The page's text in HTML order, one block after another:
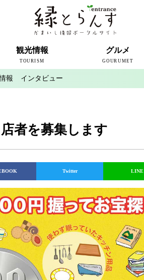
観光情報
TOURISM
製鉄発祥の地
スポット
情報
情報交流センター
岸テラス
すまい・トモス
シーサイド
河
鉄道
グルメ
GOURUMET
報 インタビュー
者を募集します
Twitter LINE